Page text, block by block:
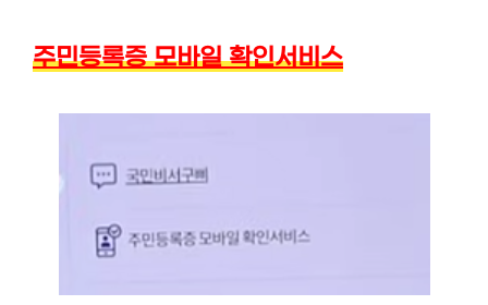
주민등록증 모바일 확인서비스